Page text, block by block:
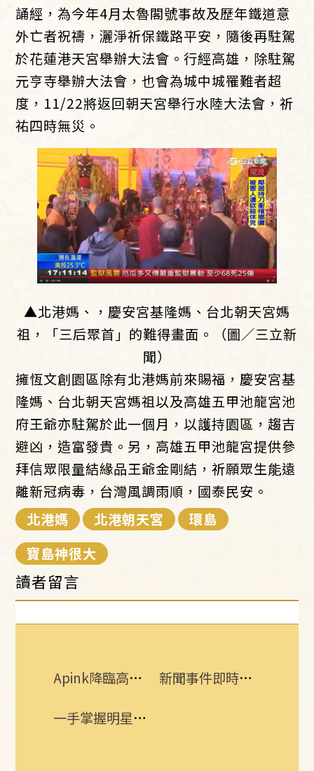
誦經，為今年4月太魯閣號事故及歷年鐵道意
外亡者祝禱，灑淨祈保鐵路平安，隨後再駐駕
於花蓮港天宮舉辦大法會。行經高雄，除駐駕
元亨寺舉辦大法會，也會為城中城罹難者超
度，11/22將返回朝天宮舉行水陸大法會，祈
祐四時無災。
▲北港媽、，慶安宮基隆媽、台北朝天宮媽
祖，「三后聚首」的難得畫面。（圖／三立新
聞）
擁恆文創園區除有北港媽前來賜福，慶安宮基
隆媽、台北朝天宮媽祖以及高雄五甲池龍宮池
府王爺亦駐駕於此一個月，以護持園區，趨吉
避凶，造富發貴。另，高雄五甲池龍宮提供參
拜信眾限量結緣品王爺金剛結，祈願眾生能遠
離新冠病毒，台灣風調雨順，國泰民安。
北港媽
北港朝天宮
環島
寶島神很大
讀者留言
Apink降臨高雄 她新歌曝光：唱不好別發 新聞事件即時更新 所有消息一手掌握！
一手掌握明星動態 即刻下載娛樂星聞APP